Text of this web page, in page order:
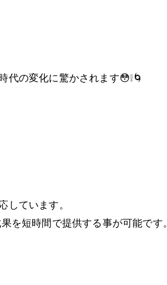
の変化に驚かされます😳❕🌀
ています。
を短時間で提供する事が可能です。